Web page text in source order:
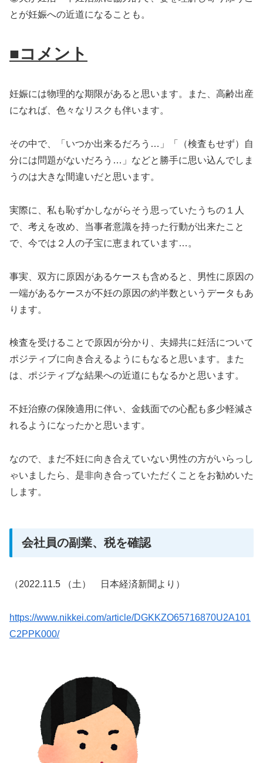
とが妊娠への近道になることも。
■コメント
妊娠には物理的な期限があると思います。また、高齢出産
になれば、色々なリスクも伴います。
その中で、「いつか出来るだろう…」「（検査もせず）自
分には問題がないだろう…」などと勝手に思い込んでしま
うのは大きな間違いだと思います。
実際に、私も恥ずかしながらそう思っていたうちの１人
で、考えを改め、当事者意識を持った行動が出来たこと
で、今では２人の子宝に恵まれています…。
事実、双方に原因があるケースも含めると、男性に原因の
一端があるケースが不妊の原因の約半数というデータもあ
ります。
検査を受けることで原因が分かり、夫婦共に妊活について
ポジティブに向き合えるようにもなると思います。また
は、ポジティブな結果への近道にもなるかと思います。
不妊治療の保険適用に伴い、金銭面での心配も多少軽減さ
れるようになったかと思います。
なので、まだ不妊に向き合えていない男性の方がいらっし
ゃいましたら、是非向き合っていただくことをお勧めいた
します。
会社員の副業、税を確認
（2022.11.5 （土） 日本経済新聞より）
https://www.nikkei.com/article/DGKKZO65716870U2A101
C2PPK000/